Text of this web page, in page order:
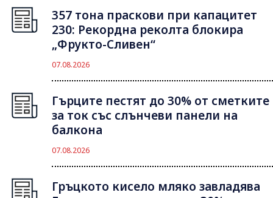
357 тона праскови при капацитет
230: Рекордна реколта блокира
„Фрукто-Сливен“
07.08.2026
Гърците пестят до 30% от сметките
за ток със слънчеви панели на
балкона
07.08.2026
Гръцкото кисело мляко завладява